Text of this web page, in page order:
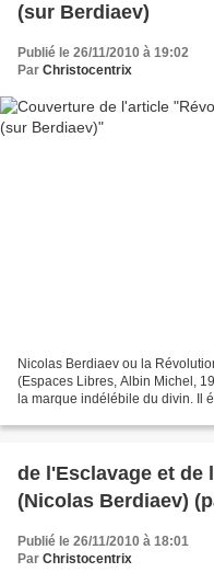
(sur Berdiaev)
Publié le 26/11/2010 à 19:02
Par Christocentrix
Nicolas Berdiaev ou la
(Espaces Libres, Albin Michel,
la marque indélébile du divin. Il
de l'Esclavage et de
(Nicolas Berdiaev)
Publié le 26/11/2010 à 18:01
Par Christocentrix